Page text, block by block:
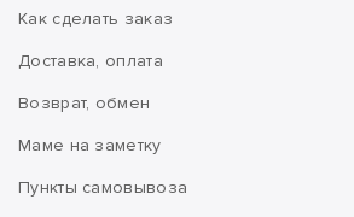
Как сделать заказ
Доставка, оплата
Возврат, обмен
Маме на заметку
Пункты самовывоза